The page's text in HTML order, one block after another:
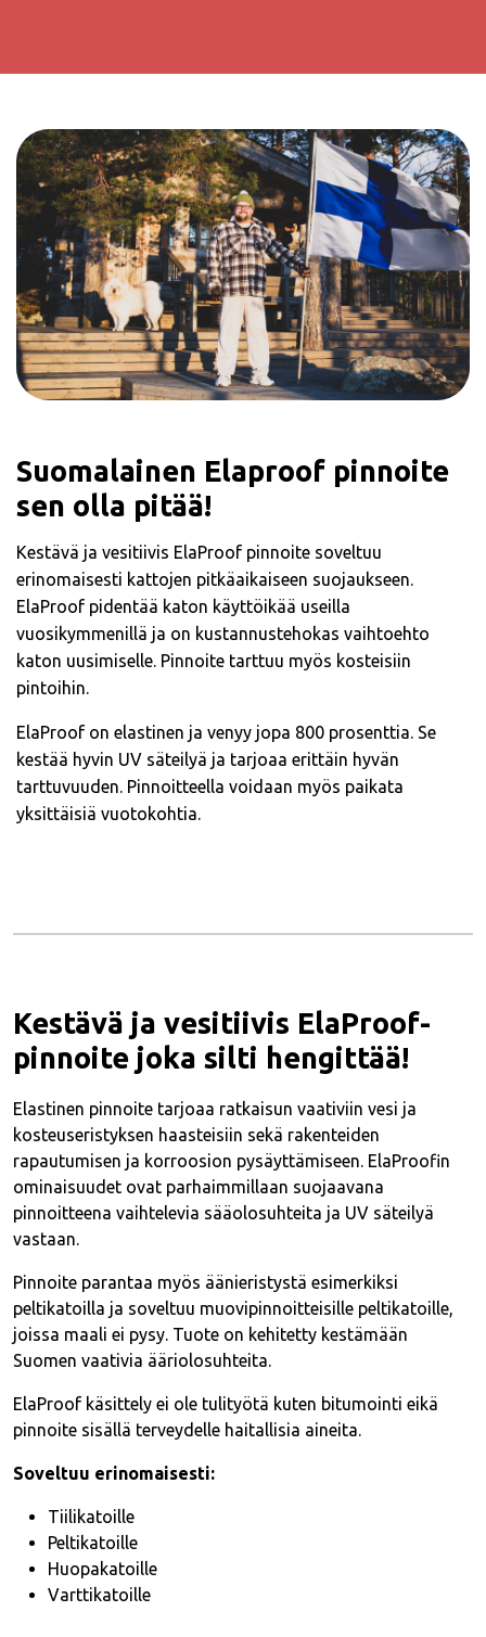
Suomalainen Elaproof pinnoite
sen olla pitää!
Kestävä ja vesitiivis ElaProof pinnoite soveltuu
erinomaisesti kattojen pitkäaikaiseen suojaukseen.
ElaProof pidentää katon käyttöikää useilla
vuosikymmenillä ja on kustannustehokas vaihtoehto
katon uusimiselle. Pinnoite tarttuu myös kosteisiin
pintoihin.
ElaProof on elastinen ja venyy jopa 800 prosenttia. Se
kestää hyvin UV säteilyä ja tarjoaa erittäin hyvän
tarttuvuuden. Pinnoitteella voidaan myös paikata
yksittäisiä vuotokohtia.
Kestävä ja vesitiivis ElaProof-
pinnoite joka silti hengittää!
Elastinen pinnoite tarjoaa ratkaisun vaativiin vesi ja
kosteuseristyksen haasteisiin sekä rakenteiden
rapautumisen ja korroosion pysäyttämiseen. ElaProofin
ominaisuudet ovat parhaimmillaan suojaavana
pinnoitteena vaihtelevia sääolosuhteita ja UV säteilyä
vastaan.
Pinnoite parantaa myös äänieristystä esimerkiksi
peltikatoilla ja soveltuu muovipinnoitteisille peltikatoille,
joissa maali ei pysy. Tuote on kehitetty kestämään
Suomen vaativia ääriolosuhteita.
ElaProof käsittely ei ole tulityötä kuten bitumointi eikä
pinnoite sisällä terveydelle haitallisia aineita.
Soveltuu erinomaisesti:
Tiilikatoille
Peltikatoille
Huopakatoille
Varttikatoille